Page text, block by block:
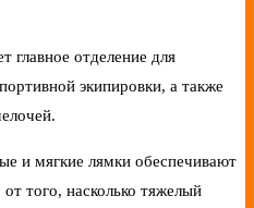
главное отделение для
экипировки, а также
и мягкие лямки обеспечивают
того, насколько тяжелый